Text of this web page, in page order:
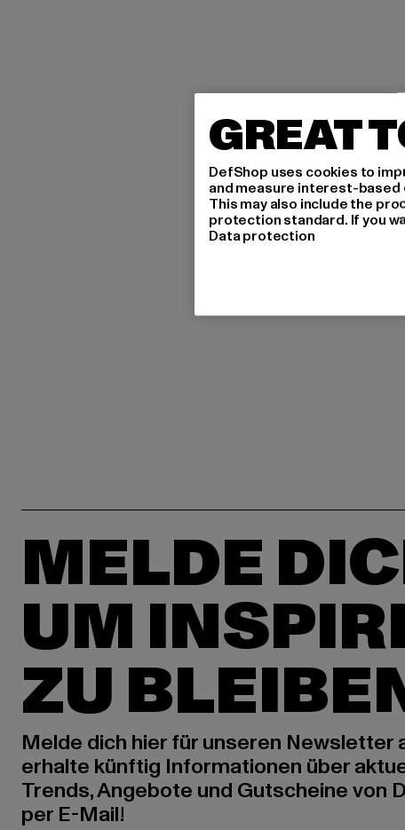
MELDE
UM
ZU
Melde dich hier für unseren Newsletter
erhalte künftig Informationen über
Trends, Angebote und Gutscheine von
per E-Mail!
GREAT
DefShop uses cookies to
and measure interest-based
This may also include the
protection standard. If you
Data protection